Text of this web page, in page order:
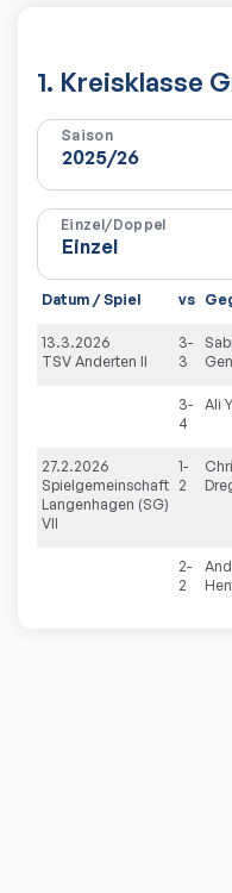
1. Kreisklasse
Saison
Einzel/Doppel
Datum / Spiel vs
13.3.2026
TSV Anderten II
3-
3
3-
4
Ali
27.2.2026
Spielgemeinschaft
Langenhagen (SG)
VII
1-
2
2-
2